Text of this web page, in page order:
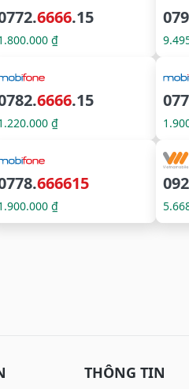
6666.15
₫
6666.15
₫
666615
₫
THÔNG TIN